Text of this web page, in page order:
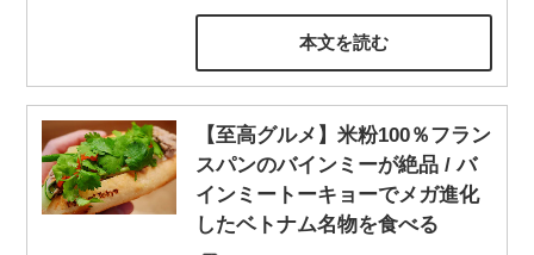
本文を読む
【至高グルメ】米粉100％フラン
スパンのバインミーが絶品 / バ
インミートーキョーでメガ進化
したベトナム名物を食べる